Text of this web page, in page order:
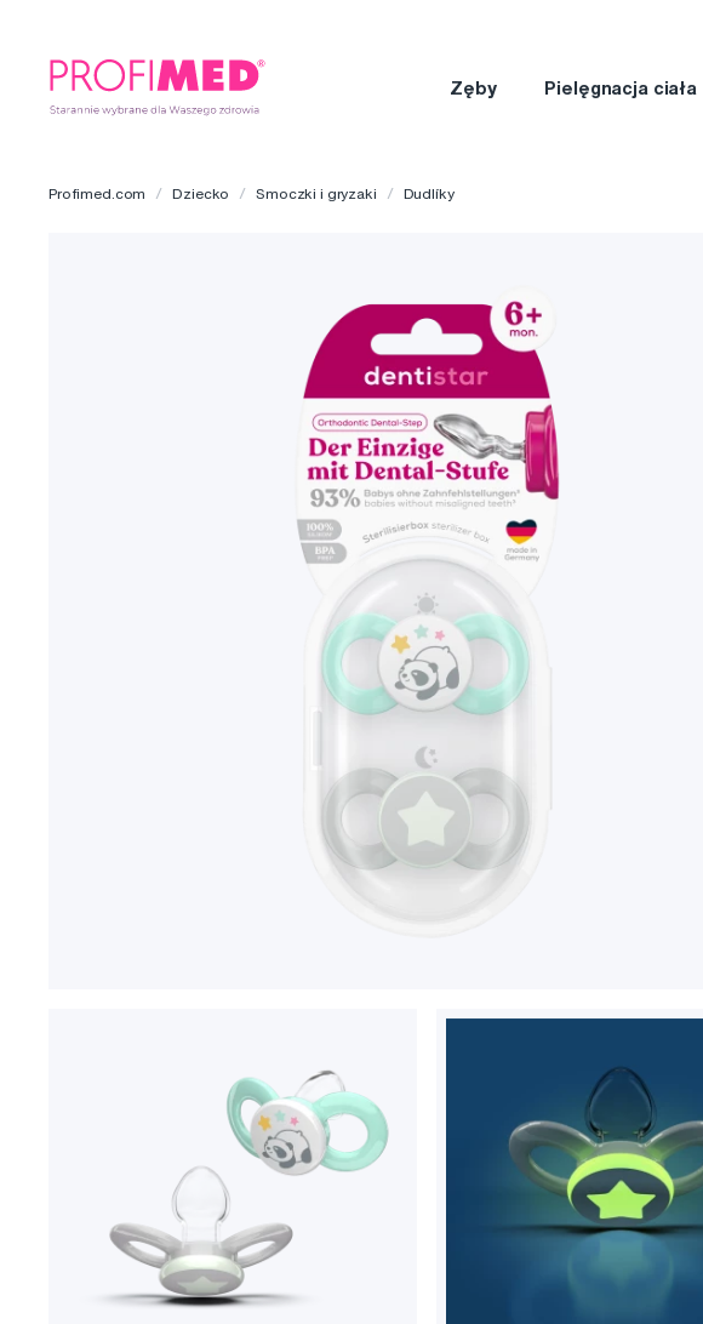
Zęby Pielęgnacja ciała
Profimed.com Dziecko Smoczki i gryzaki Dudlíky